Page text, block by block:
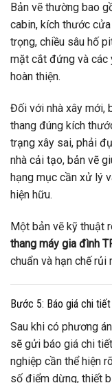
Bản vẽ thường bao
cabin, kích thước
trọng, chiều sâu hố
mặt cắt đứng và các
hoàn thiện.
Đối với nhà xây mới,
thang đúng kích
trạng xây sai, phải
nhà cải tạo, bản vẽ
hạng mục cần xử lý
hiện hữu.
Một bản vẽ kỹ thuật
thang máy gia đình
chuẩn và hạn chế rủi
Bước 5: Báo giá chi
Sau khi có phương
sẽ gửi báo giá chi
nghiệp cần thể hiện
số điểm dừng, thiết